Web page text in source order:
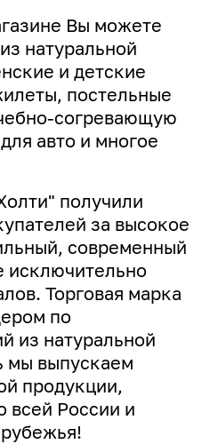
Вы можете
натуральной
и детские
постельные
согревающую
авто и многое
получили
за высокое
современный
исключительно
Торговая марка
по
из натуральной
мы выпускаем
продукции,
всей России и